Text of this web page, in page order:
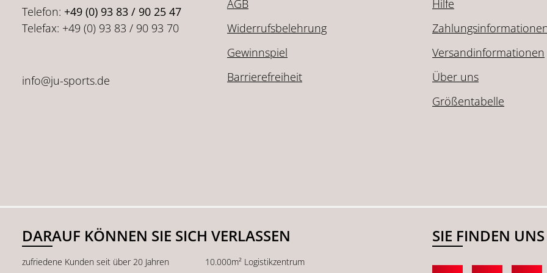
Telefon: +49 (0) 93 83 / 90 25 47
Telefax: +49 (0) 93 83 / 90 93 70
info@ju-sports.de
AGB
Widerrufsbelehrung
Gewinnspiel
Barrierefreiheit
Hilfe
Versandinformationen
Über uns
Größentabelle
DARAUF KÖNNEN SIE SICH VERLASSEN
zufriedene Kunden seit über 20 Jahren
10.000m² Logistikzentrum
SIE FINDEN